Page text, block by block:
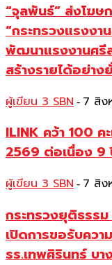
“จุลพันธ์” ส่งโฆษ
“กระทรวงแรงงา
พัฒนาแรงงานศรี
สร้างรายได้อย่าง
ผู้เขียน 3 SBN - 7 สิง
ILINK คว้า 100 ค
2569 ต่อเนื่อง 9
ผู้เขียน 3 SBN - 7 สิง
กระทรวงยุติธรร
เปิดการขอรับคว
รร.เทพศิรินทร์ บ